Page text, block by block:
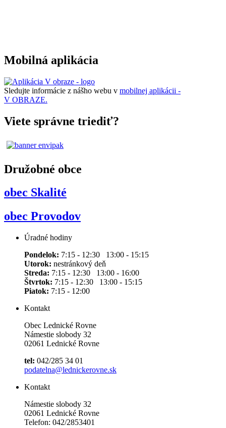
Mobilná aplikácia
Sledujte informácie z nášho webu v mobilnej aplikácii -
V OBRAZE.
Viete správne triediť?
Družobné obce
obec Skalité
obec Provodov
Úradné hodiny
Pondelok: 7:15 - 12:30 13:00 - 15:15
Utorok: nestránkový deň
Streda: 7:15 - 12:30 13:00 - 16:00
Štvrtok: 7:15 - 12:30 13:00 - 15:15
Piatok: 7:15 - 12:00
Kontakt
Obec Lednické Rovne
Námestie slobody 32
02061 Lednické Rovne
tel: 042/285 34 01
podatelna@lednickerovne.sk
Kontakt
Námestie slobody 32
02061 Lednické Rovne
Telefon: 042/2853401